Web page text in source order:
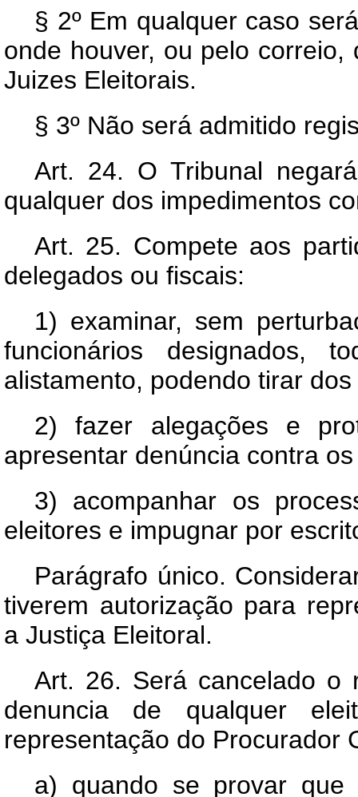
§ 2º Em qualquer caso
onde houver, ou pelo
Juizes Eleitorais.
§ 3º Não será admitido
Art. 24. O Tribunal
qualquer dos impedimentos
Art. 25. Compete aos
delegados ou fiscais:
1) examinar, sem
funcionários designados,
alistamento, podendo tirar
2) fazer alegações e
apresentar denúncia contra
3) acompanhar os
eleitores e impugnar por
Parágrafo único.
tiverem autorização para
a Justiça Eleitoral.
Art. 26. Será cancelado o
denuncia de qualquer
representação do Procurador
a) quando se provar que